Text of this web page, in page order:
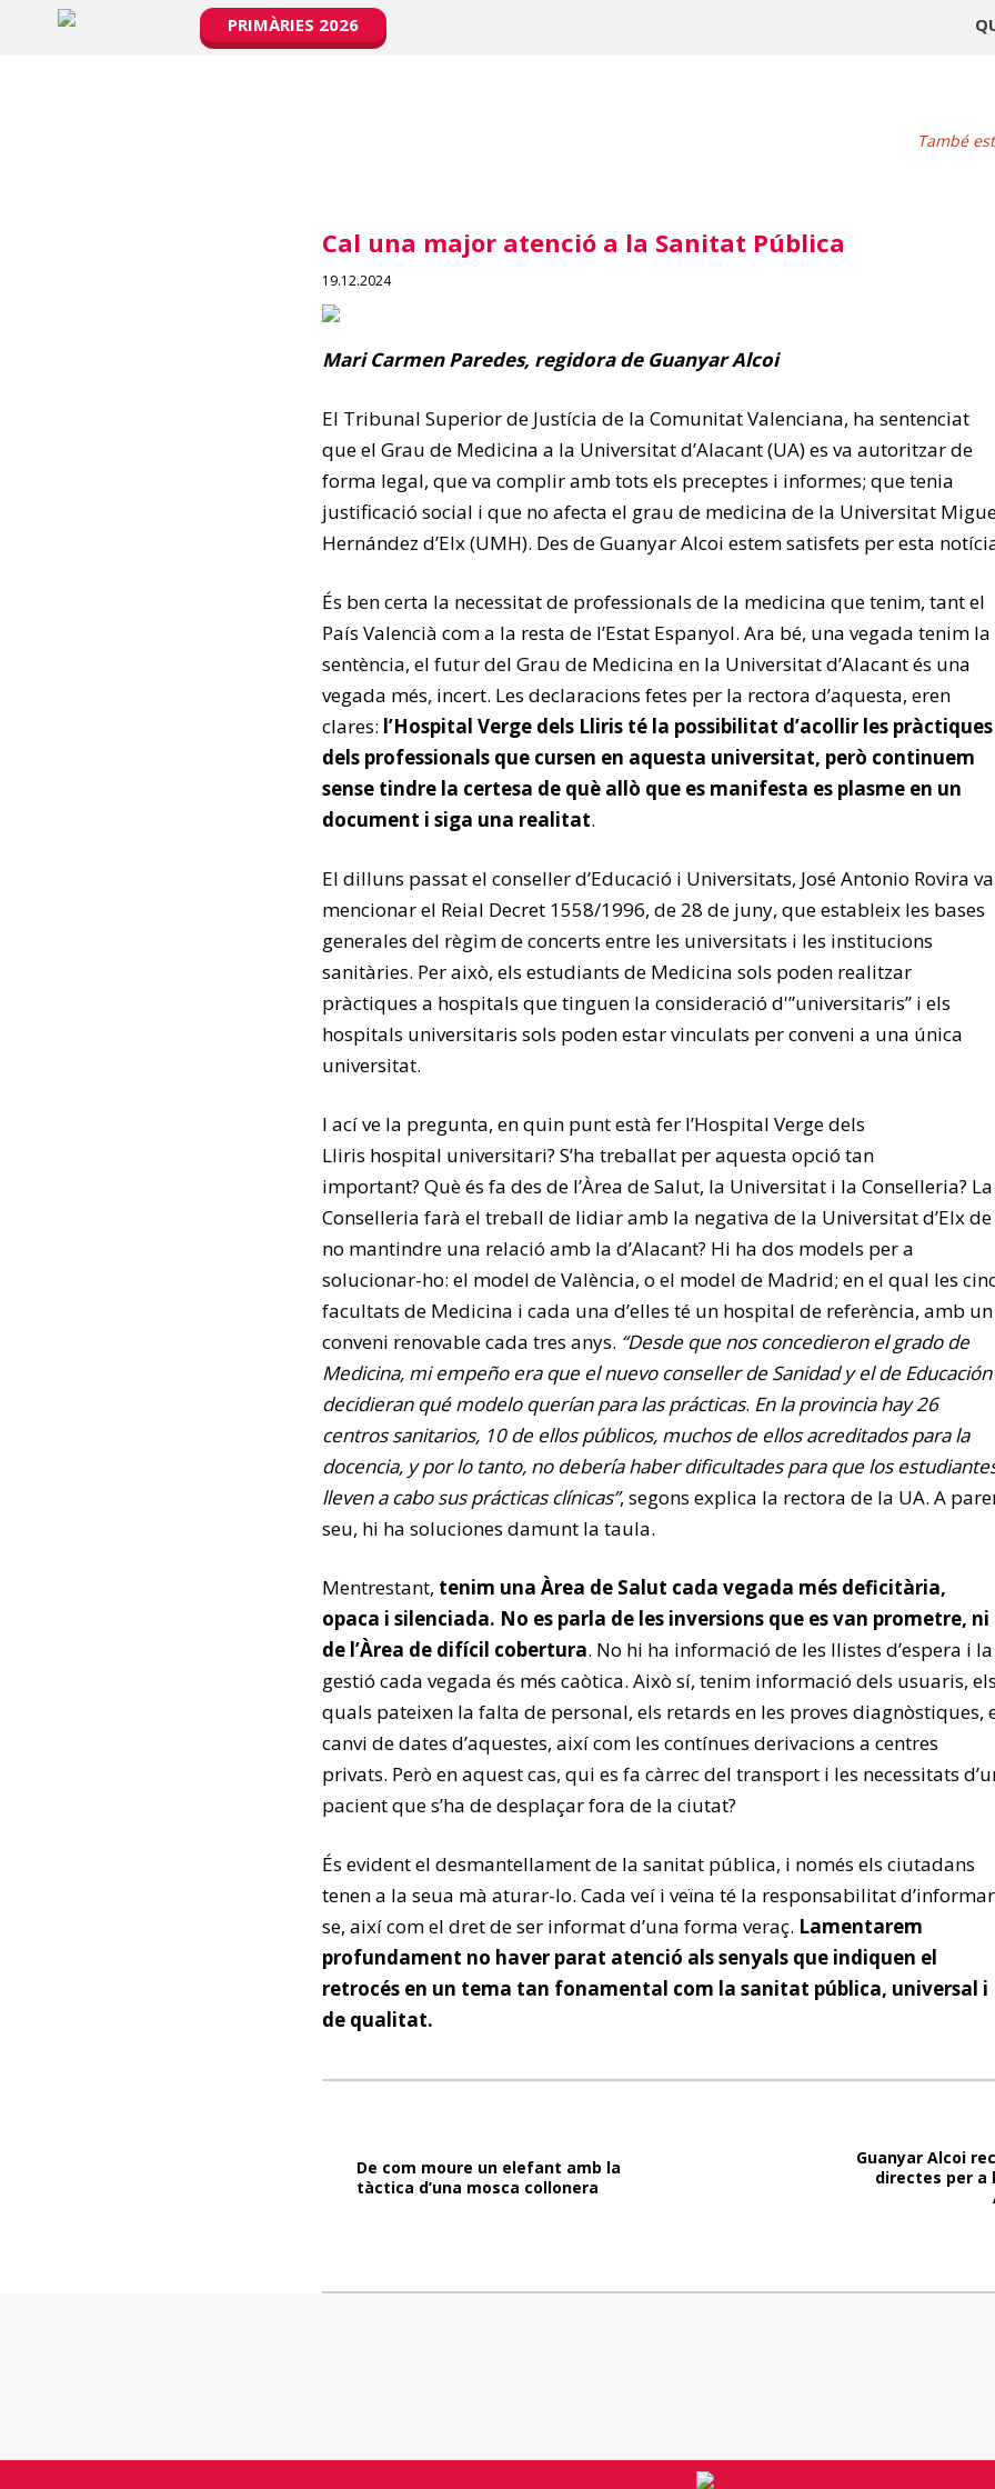
PRIMÀRIES 2026
També
Cal una major atenció a la Sanitat Pública
19.12.2024
Mari Carmen Paredes, regidora de Guanyar Alcoi
El Tribunal Superior de Justícia de la Comunitat Valenciana, ha sentenciat
que el Grau de Medicina a la Universitat d’Alacant (UA) es va autoritzar de
forma legal, que va complir amb tots els preceptes i informes; que tenia
justificació social i que no afecta el grau de medicina de la Universitat
Hernández d’Elx (UMH). Des de Guanyar Alcoi estem satisfets per esta
És ben certa la necessitat de professionals de la medicina que tenim, tant el
País Valencià com a la resta de l’Estat Espanyol. Ara bé, una vegada tenim la
sentència, el futur del Grau de Medicina en la Universitat d’Alacant és una
vegada més, incert. Les declaracions fetes per la rectora d’aquesta, eren
clares: l’Hospital Verge dels Lliris té la possibilitat d’acollir les pràctiques
dels professionals que cursen en aquesta universitat, però continuem
sense tindre la certesa de què allò que es manifesta es plasme en un
document i siga una realitat.
El dilluns passat el conseller d’Educació i Universitats, José Antonio Rovira va
mencionar el Reial Decret 1558/1996, de 28 de juny, que estableix les bases
generales del règim de concerts entre les universitats i les institucions
sanitàries. Per això, els estudiants de Medicina sols poden realitzar
pràctiques a hospitals que tinguen la consideració d'”universitaris” i els
hospitals universitaris sols poden estar vinculats per conveni a una única
universitat.
I ací ve la pregunta, en quin punt està fer l’Hospital Verge dels
Lliris hospital universitari? S’ha treballat per aquesta opció tan
important? Què és fa des de l’Àrea de Salut, la Universitat i la Conselleria? La
Conselleria farà el treball de lidiar amb la negativa de la Universitat d’Elx de
no mantindre una relació amb la d’Alacant? Hi ha dos models per a
solucionar-ho: el model de València, o el model de Madrid; en el qual les
facultats de Medicina i cada una d’elles té un hospital de referència, amb un
conveni renovable cada tres anys. “Desde que nos concedieron el grado de
Medicina, mi empeño era que el nuevo conseller de Sanidad y el de Educación
decidieran qué modelo querían para las prácticas. En la provincia hay 26
centros sanitarios, 10 de ellos públicos, muchos de ellos acreditados para la
docencia, y por lo tanto, no debería haber dificultades para que los
lleven a cabo sus prácticas clínicas”, segons explica la rectora de la UA. A
seu, hi ha soluciones damunt la taula.
Mentrestant, tenim una Àrea de Salut cada vegada més deficitària,
opaca i silenciada. No es parla de les inversions que es van prometre, ni
de l’Àrea de difícil cobertura. No hi ha informació de les llistes d’espera i la
gestió cada vegada és més caòtica. Això sí, tenim informació dels usuaris,
quals pateixen la falta de personal, els retards en les proves diagnòstiques,
canvi de dates d’aquestes, així com les contínues derivacions a centres
privats. Però en aquest cas, qui es fa càrrec del transport i les necessitats
pacient que s’ha de desplaçar fora de la ciutat?
És evident el desmantellament de la sanitat pública, i només els ciutadans
tenen a la seua mà aturar-lo. Cada veí i veïna té la responsabilitat
se, així com el dret de ser informat d’una forma veraç. Lamentarem
profundament no haver parat atenció als senyals que indiquen el
retrocés en un tema tan fonamental com la sanitat pública, universal i
de qualitat.
Guanyar Alcoi
directes per a
De com moure un elefant amb la
tàctica d’una mosca collonera